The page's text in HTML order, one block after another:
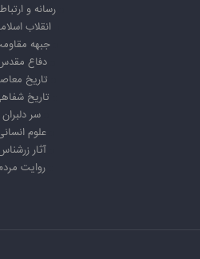
رسانه و
انقلاب
جبهه
دفاع
تاریخ
تاریخ
سر دلبران
علوم
آثار
روایت